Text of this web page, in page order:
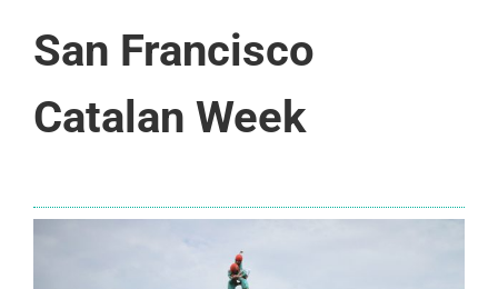
San Francisco
Catalan Week